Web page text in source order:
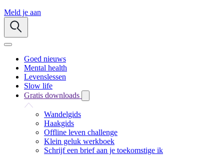
Meld je aan
Goed nieuws
Mental health
Levenslessen
Slow life
Gratis downloads
Wandelgids
Haakgids
Offline leven challenge
Klein geluk werkboek
Schrijf een brief aan je toekomstige ik